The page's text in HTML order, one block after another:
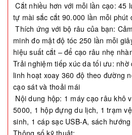
Cắt nhiều hơn với mỗi lần cạo: 45
tự mài sắc cắt 90.000 lần mỗi phút
Thích ứng với bộ râu của bạn:
minh đo mật độ tóc 250 lần mỗi
hiệu suất cắt – để cạo râu nhẹ
Trải nghiệm tiếp xúc da tối ưu: nhờ
linh hoạt xoay 360 độ theo đường
cạo sát và thoải mái
Nội dung hộp: 1 máy cạo râu khô
5000, 1 hộp đựng du lịch, 1 trạm
sinh, 1 cáp sạc USB-A, sách